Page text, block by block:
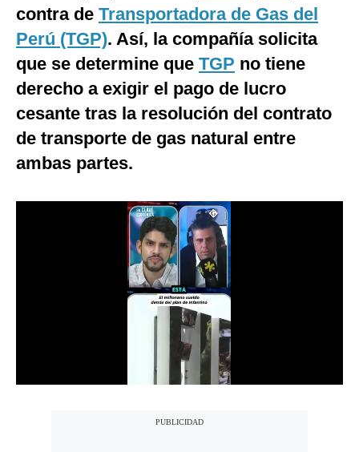
Club del Suscriptor
Mix
G de Gestión
Notas Contratadas
Podcast
Y
contra de Transportadora de Gas del
Perú (TGP). Así, la compañía solicita
que se determine que TGP no tiene
derecho a exigir el pago de lucro
cesante tras la resolución del contrato
de transporte de gas natural entre
ambas partes.